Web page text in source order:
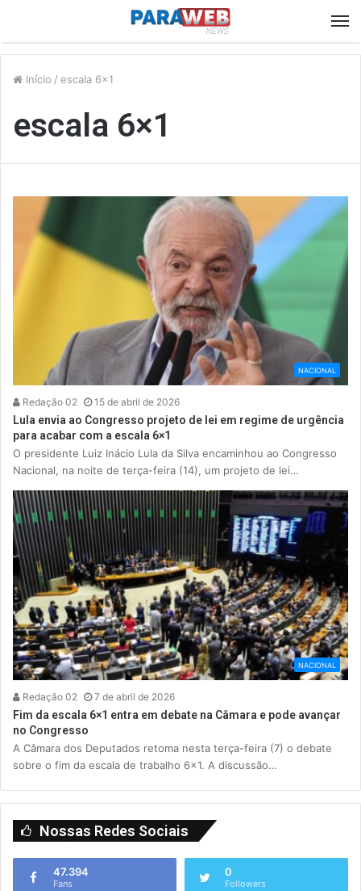
Início / escala 6×1
escala 6×1
NACIONAL
Redação 02 15 de abril de 2026
Lula envia ao Congresso projeto de lei em regime de urgência
para acabar com a escala 6×1
O presidente Luiz Inácio Lula da Silva encaminhou ao Congresso
Nacional, na noite de terça-feira (14), um projeto de lei…
NACIONAL
Redação 02 7 de abril de 2026
Fim da escala 6×1 entra em debate na Câmara e pode avançar
no Congresso
A Câmara dos Deputados retoma nesta terça-feira (7) o debate
sobre o fim da escala de trabalho 6×1. A discussão…
Nossas Redes Sociais
47.394
Fans
0
Followers